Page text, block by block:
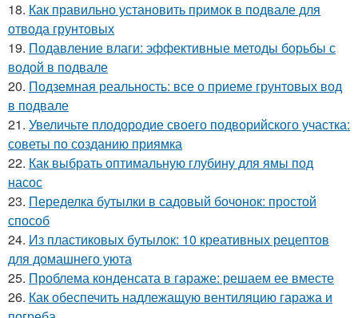
18. Как правильно установить примок в подвале для
отвода грунтовых
19. Подавление влаги: эффективные методы борьбы с
водой в подвале
20. Подземная реальность: все о приеме грунтовых вод
в подвале
21. Увеличьте плодородие своего подворийского участка:
советы по созданию приямка
22. Как выбрать оптимальную глубину для ямы под
насос
23. Переделка бутылки в садовый бочонок: простой
способ
24. Из пластиковых бутылок: 10 креативных рецептов
для домашнего уюта
25. Проблема конденсата в гараже: решаем ее вместе
26. Как обеспечить надлежащую вентиляцию гаража и